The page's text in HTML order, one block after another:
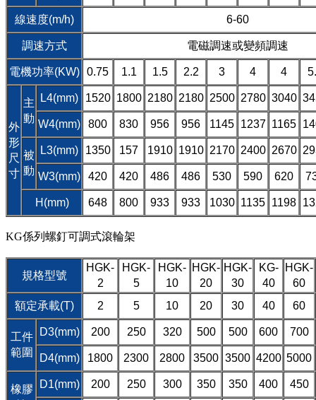
線速度(m/h) 6-60
調速方式 電磁調速或變頻調速
電機功率(KW) 0.75 1.1 1.5 2.2 3 4 4
外
形
尺
寸
主
動
L4(mm) 1520 1800 2180 2180 2500 2780 3040
W4(mm) 800 830 956 956 1145 1237 1165
被
動
L3(mm) 1350 157 1910 1910 2170 2400 2670
W3(mm) 420 420 486 486 530 590 620
H(mm) 648 800 933 933 1030 1135 1198
KG係列螺釘可調式滾輪架
規格型號
HGK-
2
HGK-
5
HGK-
10
HGK-
20
HGK-
30
KG-
40
HGK-
60
額定承載(T)
2 5 10 20 30 40 60
工件
範圍
D3(mm) 200 250 320 500 500 600 700
D4(mm) 1800 2300 2800 3500 3500 4200 5000
橡膠
D1(mm) 200 250 300 350 350 400 450